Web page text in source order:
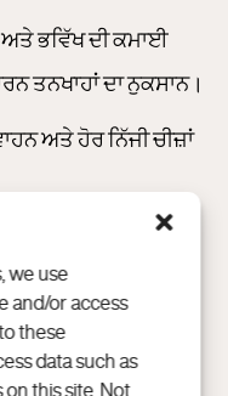
we use
and/or access
these
data such as
this site. Not
ਅਤੇ ਭਵਿੱਖ ਦੀ ਕਮਾਈ
ਤਨਖਾਹਾਂ ਦਾ ਨੁਕਸਾਨ।
ਅਤੇ ਹੋਰ ਨਿੱਜੀ ਚੀਜ਼ਾਂ
ਮੁਲਾਕਾਤਾਂ, ਸਹਾਇਕ
ਆਵਾਜਾਈ।